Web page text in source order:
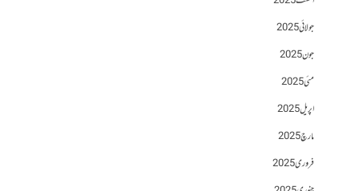
جولائی 2025
جون 2025
مئی 2025
اپریل 2025
مارچ 2025
فروری 2025